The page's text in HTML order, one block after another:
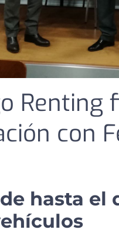
Renting
con
hasta el